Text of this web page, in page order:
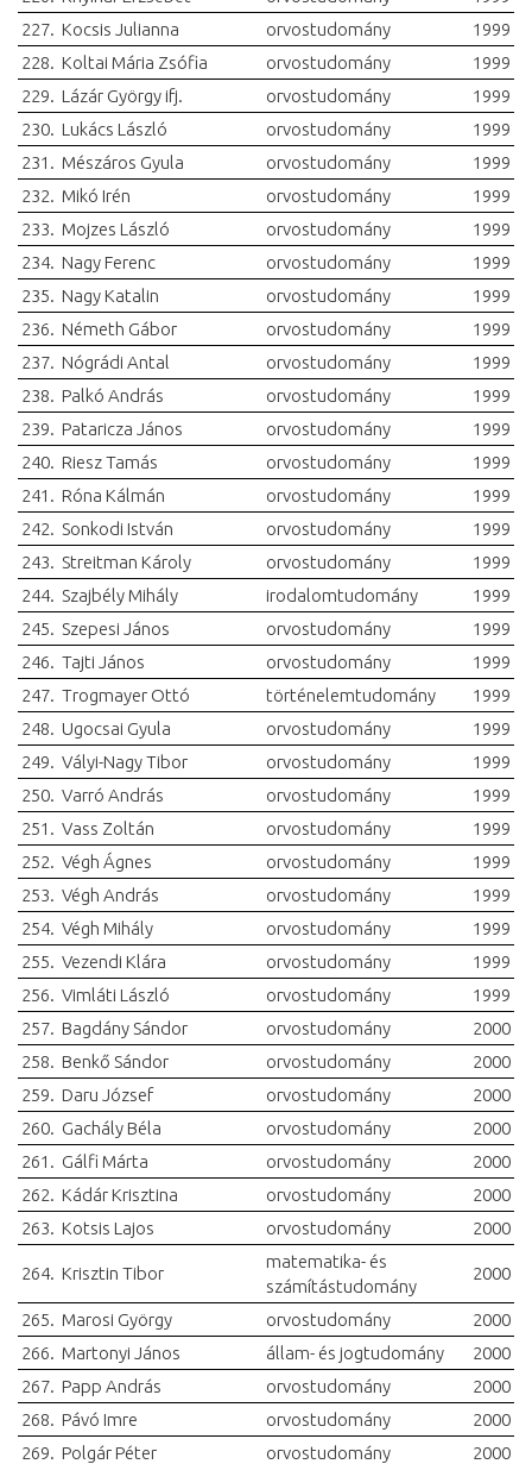
227. Kocsis Julianna orvostudomány
1999
228. Koltai Mária Zsófia orvostudomány
1999
229. Lázár György ifj. orvostudomány
1999
230. Lukács László orvostudomány
1999
231. Mészáros Gyula orvostudomány
1999
232. Mikó Irén orvostudomány
1999
233. Mojzes László orvostudomány
1999
234. Nagy Ferenc orvostudomány
1999
235. Nagy Katalin orvostudomány
1999
236. Németh Gábor orvostudomány
1999
237. Nógrádi Antal orvostudomány
1999
238. Palkó András orvostudomány
1999
239. Pataricza János orvostudomány
1999
240. Riesz Tamás orvostudomány
1999
241. Róna Kálmán orvostudomány
1999
242. Sonkodi István orvostudomány
1999
243. Streitman Károly orvostudomány
1999
244. Szajbély Mihály irodalomtudomány
1999
245. Szepesi János orvostudomány
1999
246. Tajti János orvostudomány
1999
247. Trogmayer Ottó történelemtudomány
1999
248. Ugocsai Gyula orvostudomány
1999
249. Vályi-Nagy Tibor orvostudomány
1999
250. Varró András orvostudomány
1999
251. Vass Zoltán orvostudomány
1999
252. Végh Ágnes orvostudomány
1999
253. Végh András orvostudomány
1999
254. Végh Mihály orvostudomány
1999
255. Vezendi Klára orvostudomány
1999
256. Vimláti László orvostudomány
1999
257. Bagdány Sándor orvostudomány
2000
258. Benkő Sándor orvostudomány
2000
259. Daru József orvostudomány
2000
260. Gachály Béla orvostudomány
2000
261. Gálfi Márta orvostudomány
2000
262. Kádár Krisztina orvostudomány
2000
263. Kotsis Lajos orvostudomány 2000
264. Krisztin Tibor
matematika- és
számítástudomány
2000
265. Marosi György orvostudomány
2000
266. Martonyi János állam- és jogtudomány
2000
267. Papp András orvostudomány
2000
268. Pávó Imre orvostudomány
2000
269. Polgár Péter orvostudomány
2000